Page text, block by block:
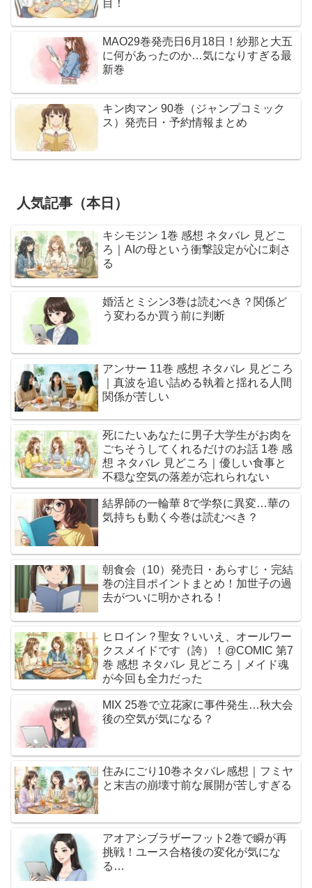
目！
MAO29巻発売日6月18日！紗那と大五
に何があったのか…気になりすぎる最
新巻
キン肉マン 90巻（ジャンプコミック
ス）発売日・予約情報まとめ
人気記事（本日）
キシモジン 1巻 感想 ネタバレ 見どこ
ろ｜AIの母という衝撃設定が心に刺さ
る
婚活とミシン3巻は読むべき？関係ど
う変わるか買う前に判断
アンサー 11巻 感想 ネタバレ 見どころ
｜真波を追い詰める執着と揺れる人間
関係が苦しい
死にたいあなたに男子大学生がお肉を
ごちそうしてくれるだけのお話 1巻 感
想 ネタバレ 見どころ｜優しい食事と
不穏な空気の落差が忘れられない
結界師の一輪華 8で学祭に異変…華の
気持ちも動く今巻は読むべき？
朝食会（10）発売日・あらすじ・完結
巻の注目ポイントまとめ！加世子の過
去がついに明かされる！
ヒロイン？聖女？いいえ、オールワー
クスメイドです（誇）！@COMIC 第7
巻 感想 ネタバレ 見どころ｜メイド魂
が今回も全力だった
MIX 25巻で立花家に事件発生…秋大会
後の空気が気になる？
住みにごり10巻ネタバレ感想｜フミヤ
と末吉の崩壊寸前な展開が苦しすぎる
アオアシブラザーフット2巻で瞬が再
挑戦！ユース合格後の変化が気にな
る…